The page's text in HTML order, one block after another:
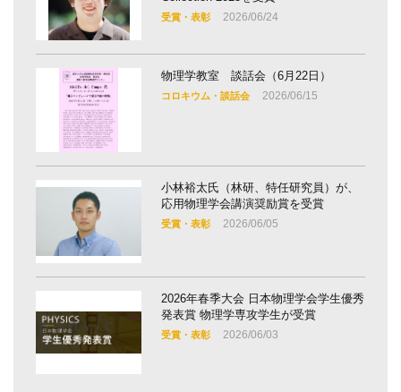
受賞・表彰 2026/06/24
物理学教室 談話会（6月22日）
コロキウム・談話会 2026/06/15
小林裕太氏（林研、特任研究員）が、
応用物理学会講演奨励賞を受賞
受賞・表彰 2026/06/05
2026年春季大会 日本物理学会学生優秀
発表賞 物理学専攻学生が受賞
受賞・表彰 2026/06/03